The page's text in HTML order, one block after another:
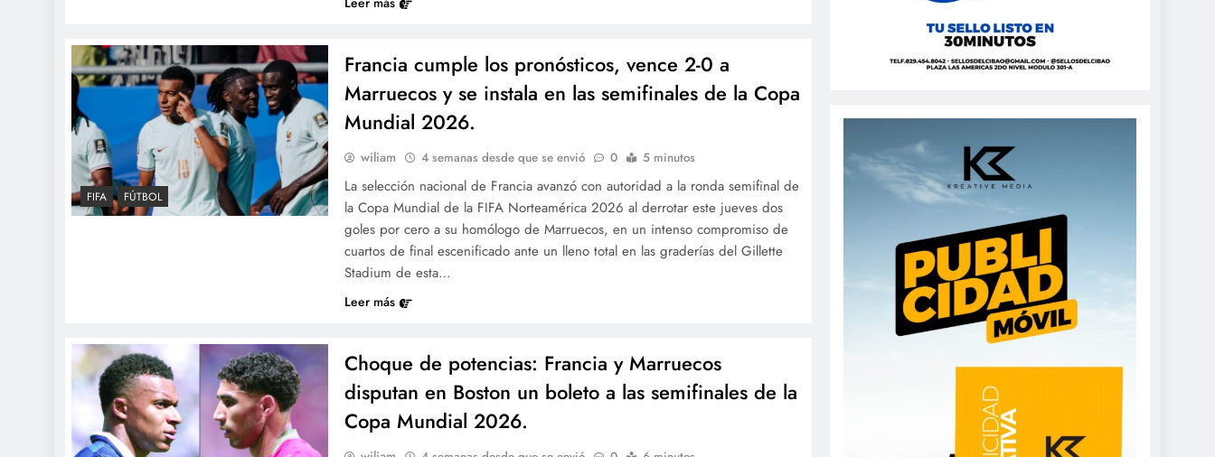
FIFA FÚTBOL
Francia cumple los pronósticos, vence 2-0 a
Marruecos y se instala en las semifinales de la Copa
Mundial 2026.
wiliam 4 semanas desde que se envió 0 5 minutos
La selección nacional de Francia avanzó con autoridad a la ronda semifinal de
la Copa Mundial de la FIFA Norteamérica 2026 al derrotar este jueves dos
goles por cero a su homólogo de Marruecos, en un intenso compromiso de
cuartos de final escenificado ante un lleno total en las graderías del Gillette
Stadium de esta…
Leer más
Choque de potencias: Francia y Marruecos
disputan en Boston un boleto a las semifinales de la
Copa Mundial 2026.